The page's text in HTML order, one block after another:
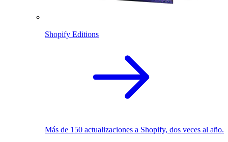
Shopify Editions
Más de 150 actualizaciones a Shopify, dos veces al año.